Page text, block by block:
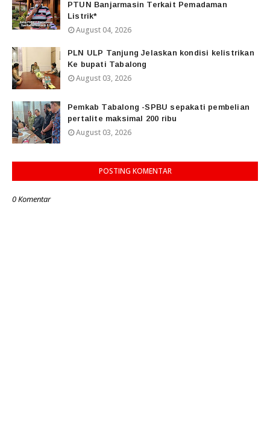
PTUN Banjarmasin Terkait Pemadaman
Listrik*
August 04, 2026
PLN ULP Tanjung Jelaskan kondisi kelistrikan
Ke bupati Tabalong
August 03, 2026
Pemkab Tabalong -SPBU sepakati pembelian
pertalite maksimal 200 ribu
August 03, 2026
POSTING KOMENTAR
0 Komentar